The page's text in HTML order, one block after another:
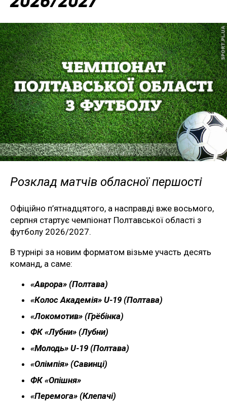
Розклад матчів обласної першості
Офіційно п’ятнадцятого, а насправді вже восьмого,
серпня стартує чемпіонат Полтавської області з
футболу 2026/2027.
В турнірі за новим форматом візьме участь десять
команд, а саме:
«Аврора» (Полтава)
«Колос Академія» U-19 (Полтава)
«Локомотив» (Грёбінка)
ФК «Лубни» (Лубни)
«Молодь» U-19 (Полтава)
«Олімпія» (Савинці)
ФК «Опішня»
«Перемога» (Клепачі)